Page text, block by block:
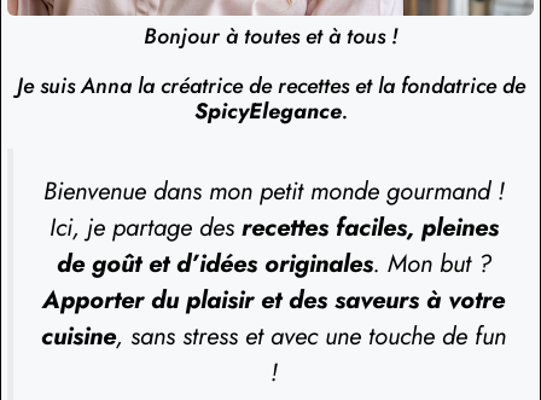
Bonjour à toutes et à tous !
Je suis Anna la créatrice de recettes et la fondatrice de
SpicyElegance.
Bienvenue dans mon petit monde gourmand !
Ici, je partage des recettes faciles, pleines
de goût et d’idées originales. Mon but ?
Apporter du plaisir et des saveurs à votre
cuisine, sans stress et avec une touche de fun
!